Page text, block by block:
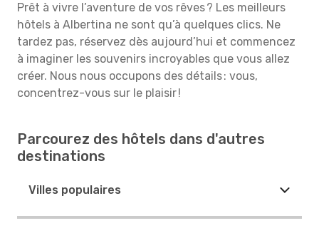
Prêt à vivre l’aventure de vos rêves ? Les meilleurs
hôtels à Albertina ne sont qu’à quelques clics. Ne
tardez pas, réservez dès aujourd’hui et commencez
à imaginer les souvenirs incroyables que vous allez
créer. Nous nous occupons des détails : vous,
concentrez-vous sur le plaisir !
Parcourez des hôtels dans d'autres
destinations
Villes populaires